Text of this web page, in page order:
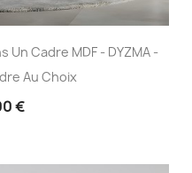
Un Cadre MDF - DYZMA -
Au Choix
€